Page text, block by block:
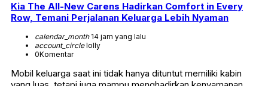
Kia The All-New Carens Hadirkan Comfort in Every
Row, Temani Perjalanan Keluarga Lebih Nyaman
calendar_month14 jam yang lalu
account_circlelolly
0Komentar
Mobil keluarga saat ini tidak hanya dituntut memiliki kabin